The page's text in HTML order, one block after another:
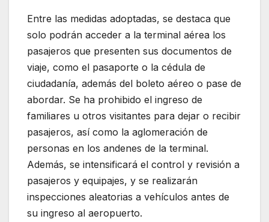
Entre las medidas adoptadas, se destaca que
solo podrán acceder a la terminal aérea los
pasajeros que presenten sus documentos de
viaje, como el pasaporte o la cédula de
ciudadanía, además del boleto aéreo o pase de
abordar. Se ha prohibido el ingreso de
familiares u otros visitantes para dejar o recibir
pasajeros, así como la aglomeración de
personas en los andenes de la terminal.
Además, se intensificará el control y revisión a
pasajeros y equipajes, y se realizarán
inspecciones aleatorias a vehículos antes de
su ingreso al aeropuerto.